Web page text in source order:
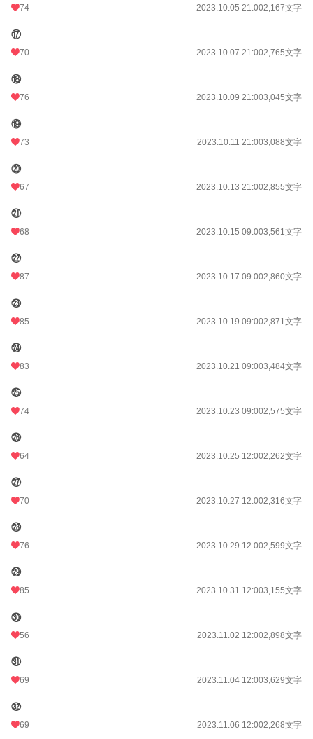
74 2023.10.05 21:002,167文字
⑰
70 2023.10.07 21:002,765文字
⑱
76 2023.10.09 21:003,045文字
⑲
73 2023.10.11 21:003,088文字
⑳
67 2023.10.13 21:002,855文字
㉑
68 2023.10.15 09:003,561文字
㉒
87 2023.10.17 09:002,860文字
㉓
85 2023.10.19 09:002,871文字
㉔
83 2023.10.21 09:003,484文字
㉕
74 2023.10.23 09:002,575文字
㉖
64 2023.10.25 12:002,262文字
㉗
70 2023.10.27 12:002,316文字
㉘
76 2023.10.29 12:002,599文字
㉙
85 2023.10.31 12:003,155文字
㉚
56 2023.11.02 12:002,898文字
㉛
69 2023.11.04 12:003,629文字
㉜
69 2023.11.06 12:002,268文字